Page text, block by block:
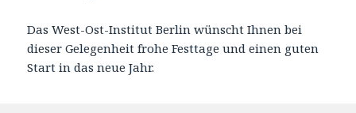
Das West-Ost-Institut Berlin wünscht Ihnen bei
dieser Gelegenheit frohe Festtage und einen guten
Start in das neue Jahr.